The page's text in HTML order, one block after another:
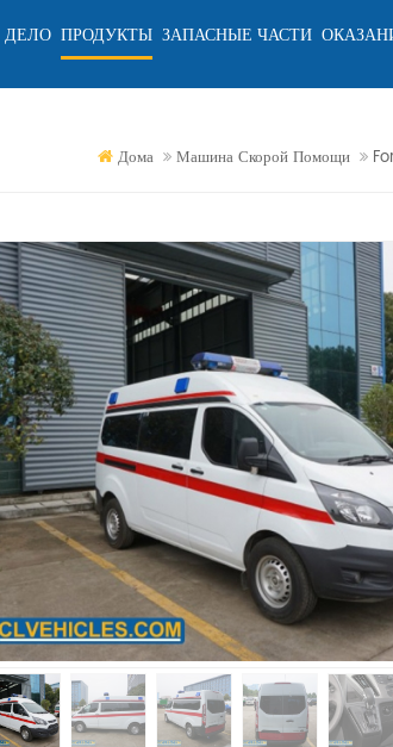
ПРОДУКТЫ ЗАПАСНЫЕ ЧАСТИ
Дома Машина Скорой Помощи